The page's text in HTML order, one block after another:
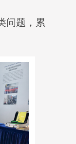
问题，累